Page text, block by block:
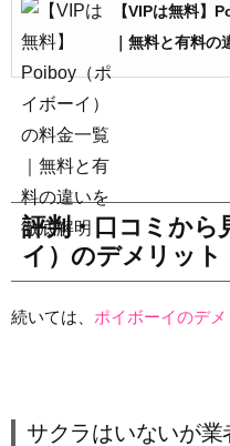
【VIPは無料】
｜無料と有料の
評判・口コミから
イ）のデメリット
続いては、 ポイボーイのデメ
サクラはいないが